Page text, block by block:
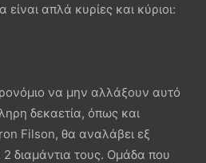
απλά κυρίες και κύριοι:
να μην αλλάξουν αυτό
δεκαετία, όπως και
Filson, θα αναλάβει εξ
διαμάντια τους. Ομάδα που